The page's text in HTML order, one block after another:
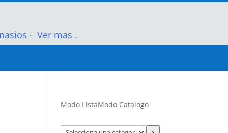
· Ver mas .
Modo ListaModo Catalogo
Selecciona